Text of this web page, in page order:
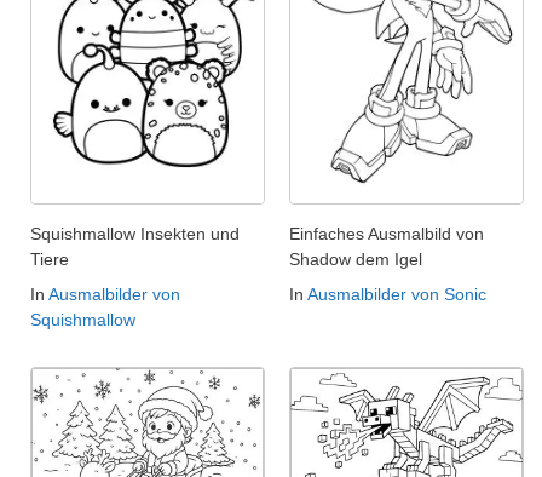
Squishmallow Insekten und
Tiere
In Ausmalbilder von
Squishmallow
Einfaches Ausmalbild von
Shadow dem Igel
In Ausmalbilder von Sonic